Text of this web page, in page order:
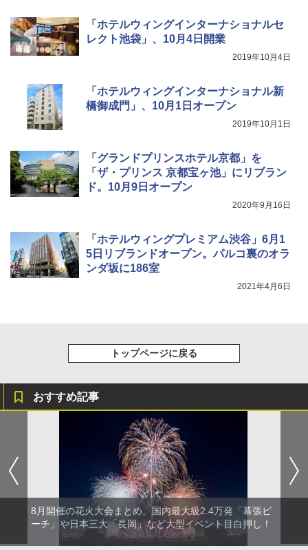
DEWEL パラソル 大型 ビーチ アウトドアパ
ラソル ガーデン サイトシート付 折りたたみ
防水 UVカット 4段階高さ調整 軽量 収納袋付
ポインターライト 強力 小型 緑色/赤色/青紫色
USB充電式 高精度 超長距離照射 長時間使用
ンパクト多機能設計 持ち運び便利 アウトド
ア/オフィス/教育現場/展示会用 緑
￥1,180
「ホテルウィングインターナショナルセ
レクト池袋」、10月4日開業
2019年10月4日
「ホテルウィングインターナショナル新
橋御成門」、10月1日オープン
2019年10月1日
「グランドプリンスホテル京都」を
「ザ・プリンス 京都宝ヶ池」にリブラン
ド。10月9日オープン
2020年9月16日
「ホテルウィングプレミアム渋谷」6月1
5日リブランドオープン。パルコ裏のオラ
ンダ坂に186室
2021年4月6日
トップページに戻る
おすすめ記事
8月開催の花火大会まとめ。国内最大級2.4万発「幕張ビ
ーチ」や日本三大「長岡」など大型イベント目白押し！